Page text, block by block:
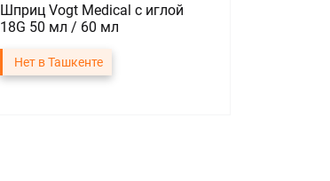
Шприц Vogt Medical с иглой
18G 50 мл / 60 мл
Нет в Ташкенте